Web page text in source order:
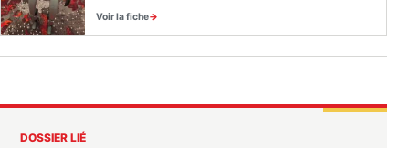
Voir la fiche
DOSSIER LIÉ